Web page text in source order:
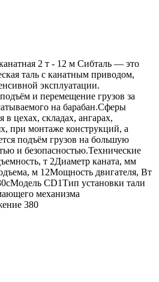
2 т - 12 м Сибталь — это
таль с канатным приводом,
эксплуатации.
и перемещение грузов за
на барабан.Сферы
в цехах, складах, ангарах,
при монтаже конструкций, а
подъём грузов на большую
и безопасностью.Технические
т 2Диаметр каната, мм
м 12Мощность двигателя, Вт
CD1Тип установки тали
механизма
380